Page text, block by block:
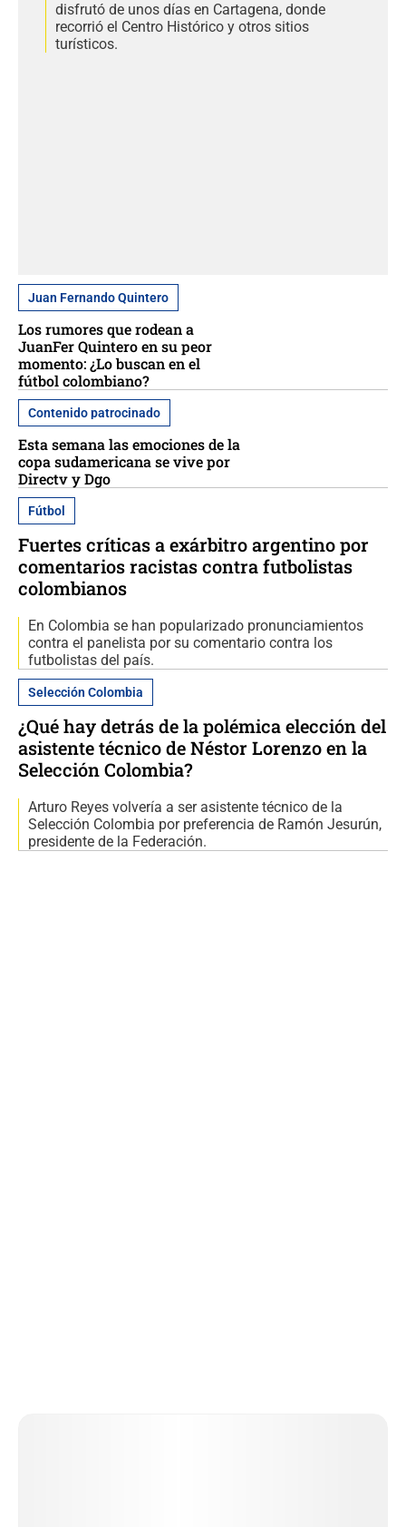
disfrutó de unos días en Cartagena, donde
recorrió el Centro Histórico y otros sitios
turísticos.
Juan Fernando Quintero
Los rumores que rodean a
JuanFer Quintero en su peor
momento: ¿Lo buscan en el
fútbol colombiano?
Contenido patrocinado
Esta semana las emociones de la
copa sudamericana se vive por
Directv y Dgo
Fútbol
Fuertes críticas a exárbitro argentino por
comentarios racistas contra futbolistas
colombianos
En Colombia se han popularizado pronunciamientos
contra el panelista por su comentario contra los
futbolistas del país.
Selección Colombia
¿Qué hay detrás de la polémica elección del
asistente técnico de Néstor Lorenzo en la
Selección Colombia?
Arturo Reyes volvería a ser asistente técnico de la
Selección Colombia por preferencia de Ramón Jesurún,
presidente de la Federación.